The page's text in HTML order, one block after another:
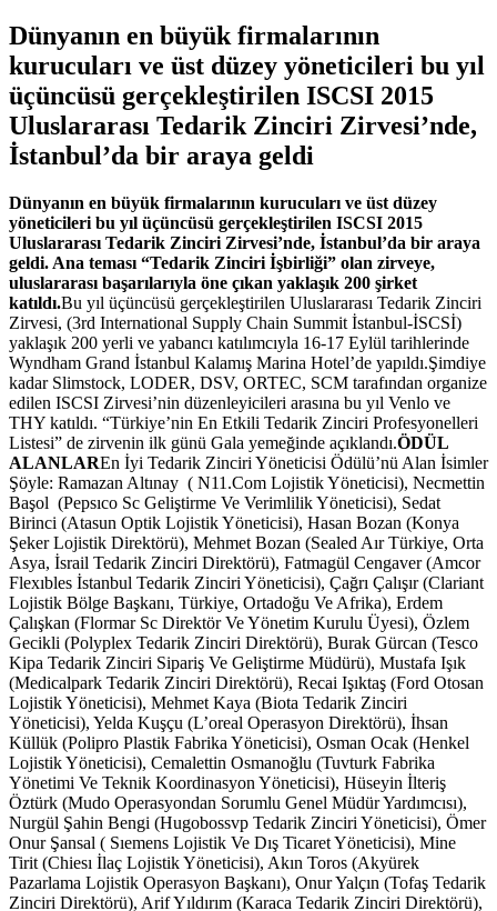
Dünyanın en büyük firmalarının
kurucuları ve üst düzey yöneticileri bu yıl
üçüncüsü gerçekleştirilen ISCSI 2015
Uluslararası Tedarik Zinciri Zirvesi’nde,
İstanbul’da bir araya geldi
Dünyanın en büyük firmalarının kurucuları ve üst düzey
yöneticileri bu yıl üçüncüsü gerçekleştirilen ISCSI 2015
Uluslararası Tedarik Zinciri Zirvesi’nde, İstanbul’da bir araya
geldi. Ana teması “Tedarik Zinciri İşbirliği” olan zirveye,
uluslararası başarılarıyla öne çıkan yaklaşık 200 şirket
katıldı.Bu yıl üçüncüsü gerçekleştirilen Uluslararası Tedarik Zinciri
Zirvesi, (3rd International Supply Chain Summit İstanbul-İSCSİ)
yaklaşık 200 yerli ve yabancı katılımcıyla 16-17 Eylül tarihlerinde
Wyndham Grand İstanbul Kalamış Marina Hotel’de yapıldı.Şimdiye
kadar Slimstock, LODER, DSV, ORTEC, SCM tarafından organize
edilen ISCSI Zirvesi’nin düzenleyicileri arasına bu yıl Venlo ve
THY katıldı. “Türkiye’nin En Etkili Tedarik Zinciri Profesyonelleri
Listesi” de zirvenin ilk günü Gala yemeğinde açıklandı.ÖDÜL
ALANLAREn İyi Tedarik Zinciri Yöneticisi Ödülü’nü Alan İsimler
Şöyle: Ramazan Altınay ( N11.Com Lojistik Yöneticisi), Necmettin
Başol (Pepsıco Sc Geliştirme Ve Verimlilik Yöneticisi), Sedat
Birinci (Atasun Optik Lojistik Yöneticisi), Hasan Bozan (Konya
Şeker Lojistik Direktörü), Mehmet Bozan (Sealed Aır Türkiye, Orta
Asya, İsrail Tedarik Zinciri Direktörü), Fatmagül Cengaver (Amcor
Flexıbles İstanbul Tedarik Zinciri Yöneticisi), Çağrı Çalışır (Clariant
Lojistik Bölge Başkanı, Türkiye, Ortadoğu Ve Afrika), Erdem
Çalışkan (Flormar Sc Direktör Ve Yönetim Kurulu Üyesi), Özlem
Gecikli (Polyplex Tedarik Zinciri Direktörü), Burak Gürcan (Tesco
Kipa Tedarik Zinciri Sipariş Ve Geliştirme Müdürü), Mustafa Işık
(Medicalpark Tedarik Zinciri Direktörü), Recai Işıktaş (Ford Otosan
Lojistik Yöneticisi), Mehmet Kaya (Biota Tedarik Zinciri
Yöneticisi), Yelda Kuşçu (L’oreal Operasyon Direktörü), İhsan
Küllük (Polipro Plastik Fabrika Yöneticisi), Osman Ocak (Henkel
Lojistik Yöneticisi), Cemalettin Osmanoğlu (Tuvturk Fabrika
Yönetimi Ve Teknik Koordinasyon Yöneticisi), Hüseyin İlteriş
Öztürk (Mudo Operasyondan Sorumlu Genel Müdür Yardımcısı),
Nurgül Şahin Bengi (Hugobossvp Tedarik Zinciri Yöneticisi), Ömer
Onur Şansal ( Sıemens Lojistik Ve Dış Ticaret Yöneticisi), Mine
Tirit (Chiesı İlaç Lojistik Yöneticisi), Akın Toros (Akyürek
Pazarlama Lojistik Operasyon Başkanı), Onur Yalçın (Tofaş Tedarik
Zinciri Direktörü), Arif Yıldırım (Karaca Tedarik Zinciri Direktörü),